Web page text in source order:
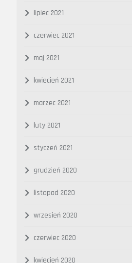
lipiec 2021
czerwiec 2021
maj 2021
kwiecień 2021
marzec 2021
luty 2021
styczeń 2021
grudzień 2020
listopad 2020
wrzesień 2020
czerwiec 2020
kwiecień 2020